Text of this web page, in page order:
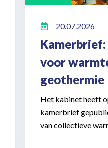
20.07.2026
voor
geothermie
Het kabinet heeft
kamerbrief
van collectieve